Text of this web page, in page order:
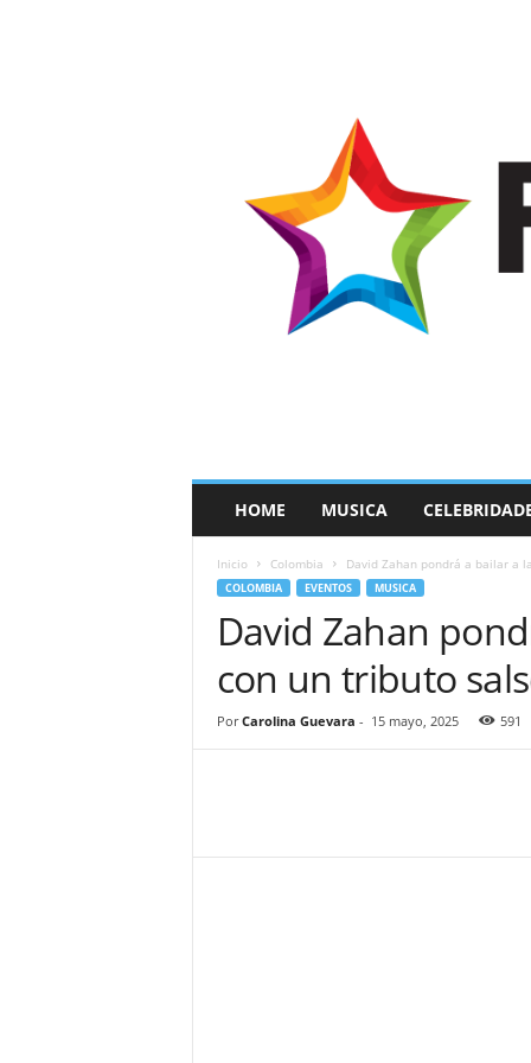
a
HOME MUSICA
Inicio Colombia David Zahan pondrá a bailar a
COLOMBIA EVENTOS MUSICA
David Zahan
con un tributo
Por Carolina Guevara - 15 mayo, 2025 591